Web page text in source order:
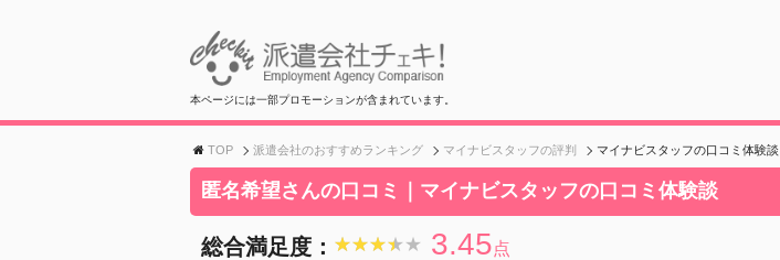
本ページには一部プロモーションが含まれています。
TOP 派遣会社のおすすめランキング マイナビスタッフの評判 マイナビスタッフの口コミ体験談
匿名希望さんの口コミ｜マイナビスタッフの口コミ体験談
総合満足度： ★★★★★
★★★★★ 3.45点